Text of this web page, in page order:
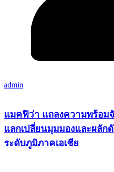
admin
แมคฟิว่า แถลงความพร้อม
แลกเปลี่ยนมุมมองและผลักดั
ระดับภูมิภาคเอเชีย